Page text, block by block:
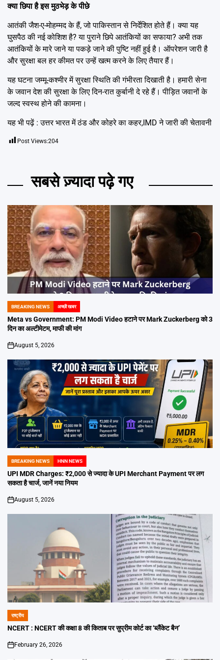
क्या छिपा है इस मुठभेड़ के पीछे
आतंकी जैश-ए-मोहम्मद के हैं, जो पाकिस्तान से निर्देशित होते हैं। क्या यह
घुसपैठ की नई कोशिश है? या पुराने छिपे आतंकियों का सफाया? अभी तक
आतंकियों के मारे जाने या पकड़े जाने की पुष्टि नहीं हुई है। ऑपरेशन जारी है
और सुरक्षा बल हर कीमत पर उन्हें खत्म करने के लिए तैयार हैं।
यह घटना जम्मू-कश्मीर में सुरक्षा स्थिति की गंभीरता दिखाती है। हमारी सेना
के जवान देश की सुरक्षा के लिए दिन-रात कुर्बानी दे रहे हैं। पीड़ित जवानों के
जल्द स्वस्थ होने की कामना।
यह भी पढ़ें :उत्तर भारत में ठंड और कोहरे का कहर,IMD ने जारी की चेतावनी
Post Views:204
सबसे ज़्यादा पढ़े गए
POSTED
IN
BREAKING NEWS अच्छी खबर
Meta vs Government: PM Modi Video हटाने पर Mark Zuckerberg को 3
दिन का अल्टीमेटम, माफी की मांग
on
August 5, 2026
POSTED
IN
BREAKING NEWS HNN NEWS
UPI MDR Charges: ₹2,000 से ज्यादा के UPI Merchant Payment पर लग
सकता है चार्ज, जानें नया नियम
on
August 5, 2026
POSTED
IN
राष्ट्रीय
NCERT : NCERT की कक्षा 8 की किताब पर सुप्रीम कोर्ट का ‘ब्लैंकेट बैन’
on
February 26, 2026